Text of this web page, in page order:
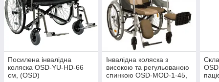
Посилена інвалідна
коляска OSD-YU-HD-66
см, (OSD)
Інвалідна коляска з
високою та регульованою
спинкою OSD-MOD-1-45,